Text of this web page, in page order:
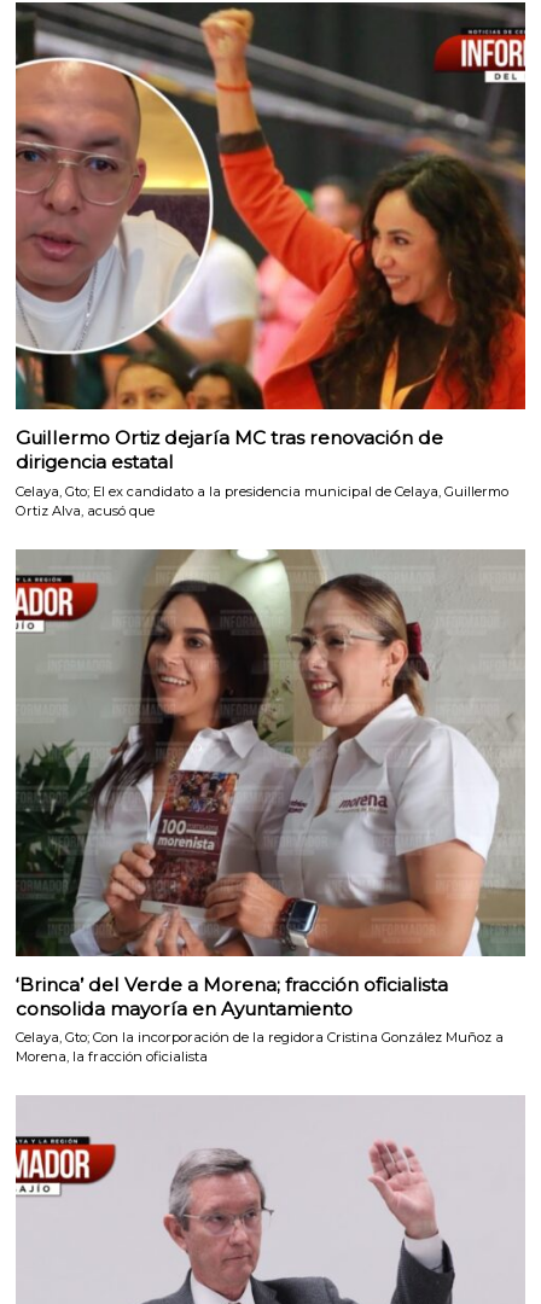
Guillermo Ortiz dejaría MC tras renovación de
dirigencia estatal
Celaya, Gto; El ex candidato a la presidencia municipal de Celaya, Guillermo
Ortiz Alva, acusó que
‘Brinca’ del Verde a Morena; fracción oficialista
consolida mayoría en Ayuntamiento
Celaya, Gto; Con la incorporación de la regidora Cristina González Muñoz a
Morena, la fracción oficialista